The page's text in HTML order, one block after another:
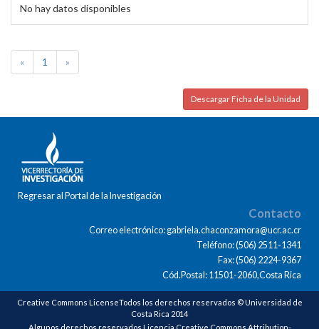
No hay datos disponibles
« 1 »
Descargar Ficha de la Unidad
Regresar al Portal de la Investigación
Contacto
Correo electrónico: gabriela.chaconzamora@ucr.ac.cr
Teléfono: (506) 2511-1341
Fax: (506) 2224-9367
Cód.Postal: 11501-2060,Costa Rica
Creative Commons LicenseTodos los derechos reservados © Universidad de
Costa Rica 2014